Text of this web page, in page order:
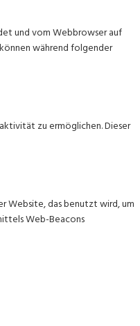
und vom Webbrowser auf
während folgender
zu ermöglichen. Dieser
Website, das benutzt wird, um
Web-Beacons